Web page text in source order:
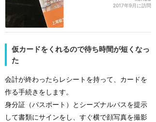
2017年9月に訪問
仮カードをくれるので待ち時間が短くなっ
た
会計が終わったらレシートを持って、カードを
作る手続きをします。
身分証（パスポート）とシーズナルパスを提示
して書類にサインをし、すぐ横で顔写真を撮影